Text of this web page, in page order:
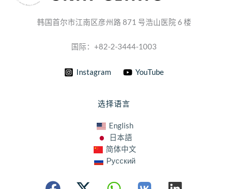
韩国首尔市江南区彦州路 871 号浩山医院 6 楼
国际：+82-2-3444-1003
Instagram YouTube
选择语言
English
日本語
简体中文
Русский